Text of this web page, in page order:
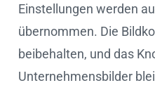
Einstellungen werden
übernommen. Die
beibehalten, und das
Unternehmensbilder